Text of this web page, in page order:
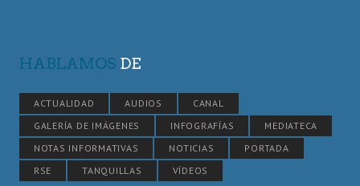
HABLAMOS DE
ACTUALIDAD AUDIOS
CANAL
GALERÍA DE IMÁGENES
INFOGRAFÍAS
MEDIATECA
NOTAS INFORMATIVAS
NOTICIAS
PORTADA
RSE
TANQUILLAS VÍDEOS